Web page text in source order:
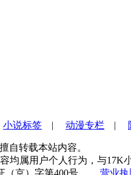
小说标签 | 动漫专栏 |
自转载本站内容。
属用户个人行为，与17K
（京）字第400号 营业执